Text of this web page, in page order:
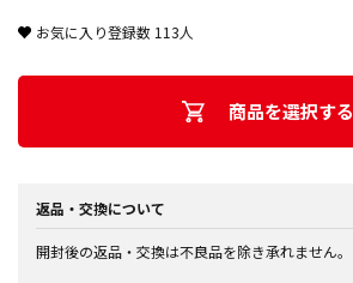
お気に入り登録数 113人
商品を選択する
返品・交換について
開封後の返品・交換は不良品を除き承れません。